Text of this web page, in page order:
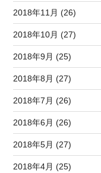
2018年11月 (26)
2018年10月 (27)
2018年9月 (25)
2018年8月 (27)
2018年7月 (26)
2018年6月 (26)
2018年5月 (27)
2018年4月 (25)